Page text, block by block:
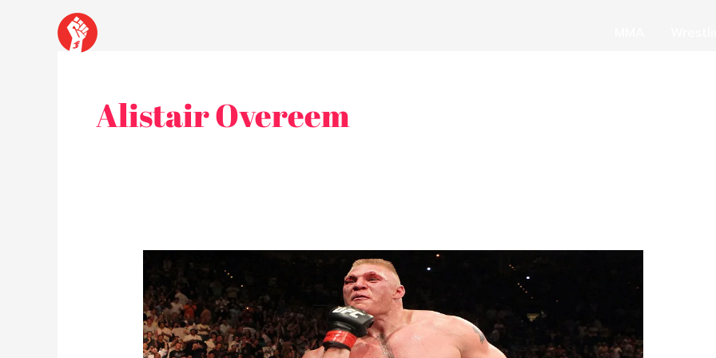
Alistair Overeem
Brock
Lesnar
ปิด
ประตู
ไม่